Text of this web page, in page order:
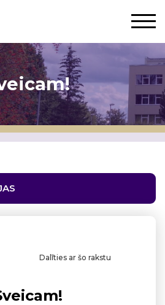
Dalīties ar šo rakstu